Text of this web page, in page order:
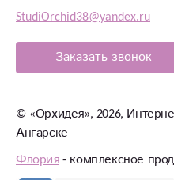
StudiOrchid38@yandex.ru
Заказать звонок
© «Орхидея», 2026,
Ангарске
Флория- комплексное